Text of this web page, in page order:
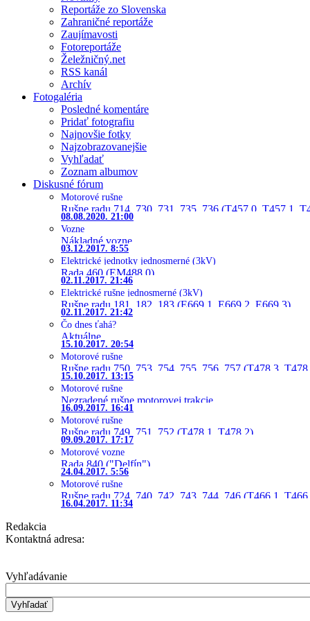
Reportáže zo Slovenska
Zahraničné reportáže
Zaujímavosti
Fotoreportáže
Želežničný.net
RSS kanál
Archív
Fotogaléria
Posledné komentáre
Pridať fotografiu
Najnovšie fotky
Najzobrazovanejšie
Vyhľadať
Zoznam albumov
Diskusné fórum
Motorové rušne
Rušne radu 714, 730, 731, 735, 736 (T457.0, T457.1,
08.08.2020. 21:00
Vozne
Nákladné vozne
03.12.2017. 8:55
Elektrické jednotky jednosmerné (3kV)
Rada 460 (EM488.0)
02.11.2017. 21:46
Elektrické rušne jednosmerné (3kV)
Rušne radu 181, 182, 183 (E669.1, E669.2, E669.3)
02.11.2017. 21:42
Čo dnes ťahá?
Aktuálne
15.10.2017. 20:54
Motorové rušne
Rušne radu 750, 753, 754, 755, 756, 757 (T478.3,
15.10.2017. 13:15
Motorové rušne
Nezradené rušne motorovej trakcie
16.09.2017. 16:41
Motorové rušne
Rušne radu 749, 751, 752 (T478.1, T478.2)
09.09.2017. 17:17
Motorové vozne
Rada 840 ("Delfín")
24.04.2017. 5:56
Motorové rušne
Rušne radu 724, 740, 742, 743, 744, 746 (T466.1,
16.04.2017. 11:34
Redakcia
Kontaktná adresa:
Vyhľadávanie